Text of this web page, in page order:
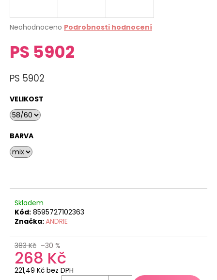
Průměrné
produktu
je
z
5
Neohodnoceno Podrobnosti hodnocení
PS 5902
PS 5902
VELIKOST
BARVA
Skladem
Kód: 8595727102363
Značka:ANDRIE
383 Kč –30 %
268 Kč
221,49 Kč bez DPH
j
t
?
D
o
u
č
j
e
m
e